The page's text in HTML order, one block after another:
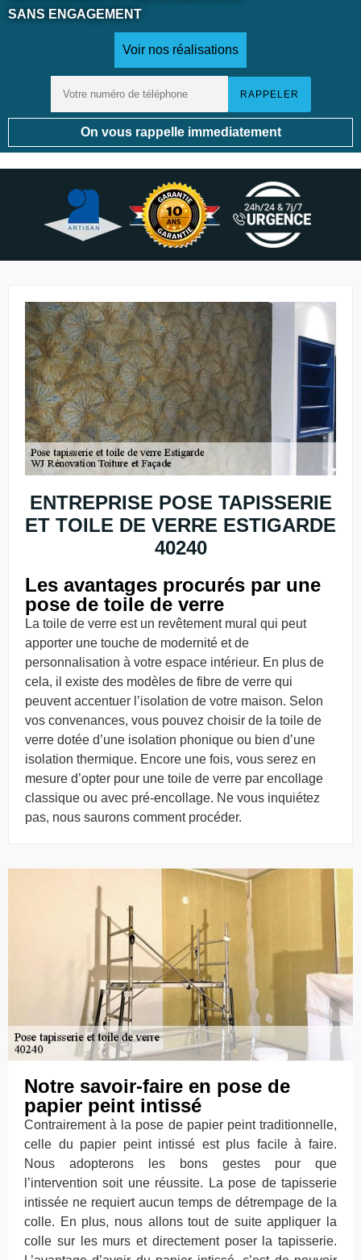
SANS ENGAGEMENT
Voir nos réalisations
On vous rappelle immediatement
ENTREPRISE POSE TAPISSERIE
ET TOILE DE VERRE ESTIGARDE
40240
Les avantages procurés par une
pose de toile de verre
La toile de verre est un revêtement mural qui peut
apporter une touche de modernité et de
personnalisation à votre espace intérieur. En plus de
cela, il existe des modèles de fibre de verre qui
peuvent accentuer l’isolation de votre maison. Selon
vos convenances, vous pouvez choisir de la toile de
verre dotée d’une isolation phonique ou bien d’une
isolation thermique. Encore une fois, vous serez en
mesure d’opter pour une toile de verre par encollage
classique ou avec pré-encollage. Ne vous inquiétez
pas, nous saurons comment procéder.
Notre savoir-faire en pose de
papier peint intissé
Contrairement à la pose de papier peint traditionnelle,
celle du papier peint intissé est plus facile à faire.
Nous adopterons les bons gestes pour que
l’intervention soit une réussite. La pose de tapisserie
intissée ne requiert aucun temps de détrempage de la
colle. En plus, nous allons tout de suite appliquer la
colle sur les murs et directement poser la tapisserie.